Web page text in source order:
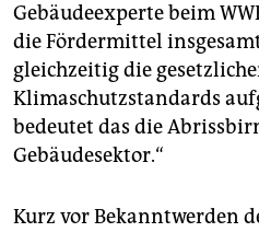
Gebäudeexperte beim
die Fördermittel
gleichzeitig die
Klimaschutzstandards
bedeutet das die
Gebäudesektor.“
Kurz vor Bekanntwerden